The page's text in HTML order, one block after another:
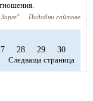
" Подобни сайтове
28 29
30
Следваща страница